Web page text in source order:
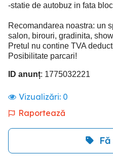
-statie de autobuz in fata
Recomandarea noastra: un
salon, birouri, gradinita,
Pretul nu contine TVA
Posibilitate parcari!
ID anunț: 1775032221
Vizualizări: 0
Raportează